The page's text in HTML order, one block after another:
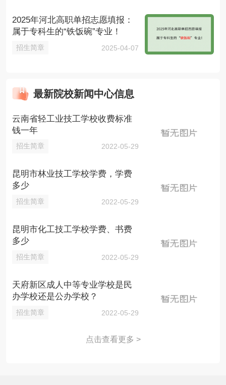
2025年河北高职单招志愿填报：
属于专科生的“铁饭碗”专业！
招生简章 2025-04-07
最新院校新闻中心信息
云南省轻工业技工学校收费标准
钱一年
招生简章 2022-05-29
昆明市林业技工学校学费，学费
多少
招生简章 2022-05-29
昆明市化工技工学校学费、书费
多少
招生简章 2022-05-29
天府新区成人中等专业学校是民
办学校还是公办学校？
招生简章 2022-05-29
点击查看更多 >